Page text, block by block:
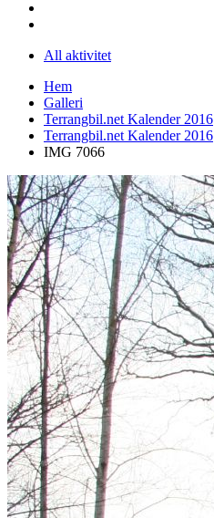
All aktivitet
Hem
Galleri
Terrangbil.net Kalender 2016
Terrangbil.net Kalender 2016
IMG 7066